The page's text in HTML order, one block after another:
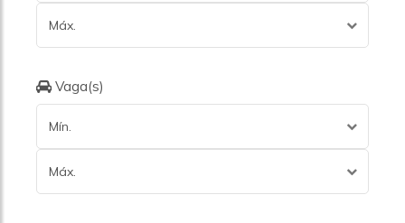
Máx.
Vaga(s)
Mín.
Máx.